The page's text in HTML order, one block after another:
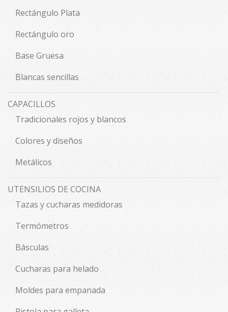
Rectángulo Plata
Rectángulo oro
Base Gruesa
Blancas sencillas
CAPACILLOS
Tradicionales rojos y blancos
Colores y diseños
Metálicos
UTENSILIOS DE COCINA
Tazas y cucharas medidoras
Termómetros
Básculas
Cucharas para helado
Moldes para empanada